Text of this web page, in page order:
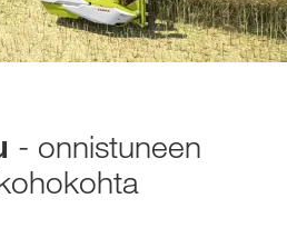
- onnistuneen